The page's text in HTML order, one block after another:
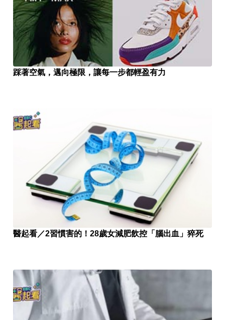
踩著空氣，邁向極限，讓每一步都輕盈有力
醫起看／2習慣害的！28歲女減肥飲控「腦出血」猝死